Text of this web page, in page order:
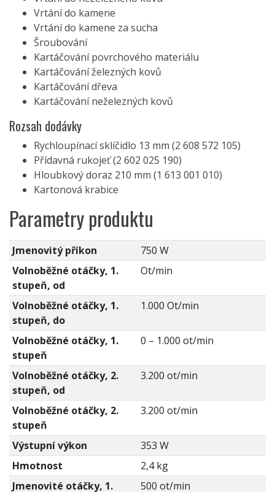
Vrtání do kamene
Vrtání do kamene za sucha
Šroubování
Kartáčování povrchového materiálu
Kartáčování železných kovů
Kartáčování dřeva
Kartáčování neželezných kovů
Rozsah dodávky
Rychloupínací sklíčidlo 13 mm (2 608 572 105)
Přídavná rukojeť (2 602 025 190)
Hloubkový doraz 210 mm (1 613 001 010)
Kartonová krabice
Parametry produktu
Jmenovitý příkon
750 W
Volnoběžné otáčky, 1.
stupeň, od
Ot/min
Volnoběžné otáčky, 1.
stupeň, do
1.000 Ot/min
Volnoběžné otáčky, 1.
stupeň
0 – 1.000 ot/min
Volnoběžné otáčky, 2.
stupeň, od
3.200 ot/min
Volnoběžné otáčky, 2.
stupeň
3.200 ot/min
Výstupní výkon
353 W
Hmotnost
2,4 kg
Jmenovité otáčky, 1.
500 ot/min